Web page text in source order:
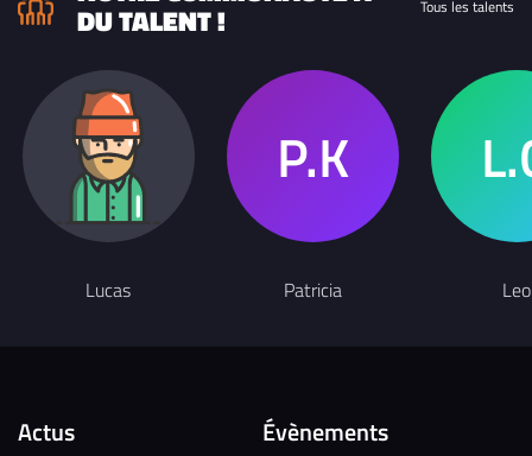
DU TALENT ! Tous les talents
Lucas Patricia Leo
Actus Évènements